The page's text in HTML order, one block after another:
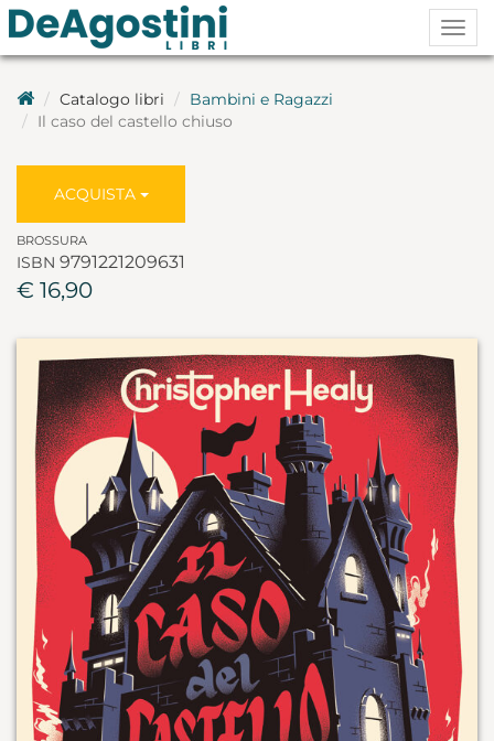
Catalogo libri
Bambini e Ragazzi
Il caso del castello chiuso
ACQUISTA
BROSSURA
ISBN 9791221209631
€ 16,90